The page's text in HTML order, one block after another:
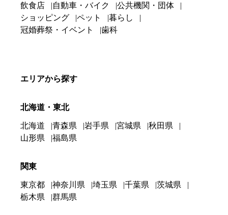
飲食店
自動車・バイク
公共機関・団体
ショッピング
ペット
暮らし
冠婚葬祭・イベント
歯科
エリアから探す
北海道・東北
北海道 青森県 岩手県 宮城県
秋田県
山形県
福島県
関東
東京都 神奈川県 埼玉県 千葉県
茨城県
栃木県
群馬県